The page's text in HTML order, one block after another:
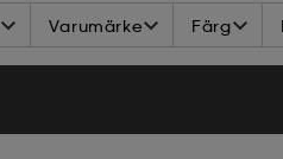
Varumärke Färg